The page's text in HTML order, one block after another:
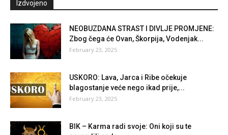
Izdvojeno
NEOBUZDANA STRAST I DIVLJE PROMJENE:
Zbog čega će Ovan, Škorpija, Vodenjak...
February 23, 2025
USKORO: Lava, Jarca i Ribe očekuje
blagostanje veće nego ikad prije,...
February 23, 2025
BIK – Karma radi svoje: Oni koji su te